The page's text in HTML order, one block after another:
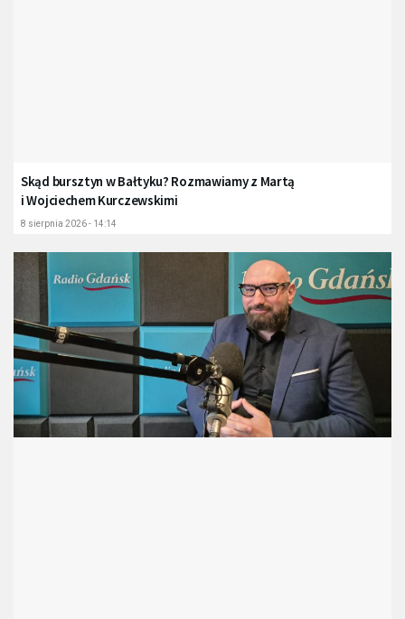
Skąd bursztyn w Bałtyku? Rozmawiamy z Martą
i Wojciechem Kurczewskimi
8 sierpnia 2026 - 14:14